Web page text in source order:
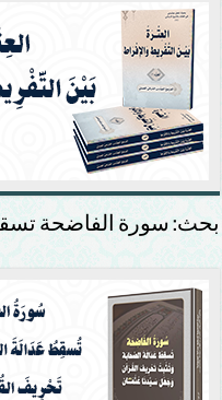
بحث: سورة الفاضحة